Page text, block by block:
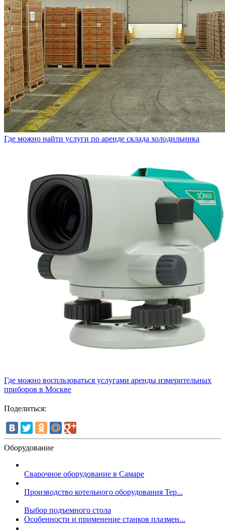
Где можно найти услуги по аренде склада холодильника
Где можно воспльзоваться услугами аренды измерительных
приборов в Москве
Поделиться:
Оборудование
Сварочное оборудование в Самаре
Производство котельного оборудования Тер...
Выбор подъемного стола
Особенности и применение станков плазмен...